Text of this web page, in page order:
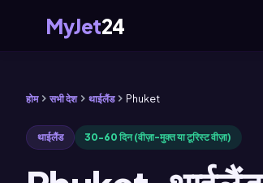
MyJet24
होम सभी देश थाईलैंड Phuket
थाईलैंड 30-60 दिन (वीज़ा-मुक्त या टूरिस्ट वीज़ा)